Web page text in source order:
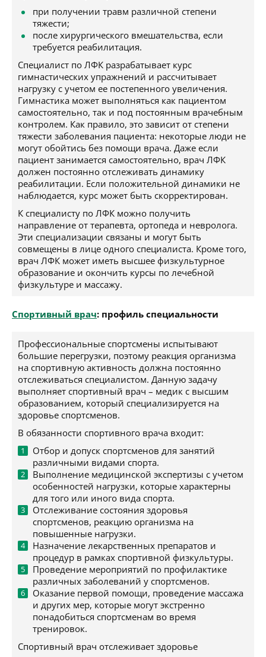
при получении травм различной степени
тяжести;
после хирургического вмешательства, если
требуется реабилитация.
Специалист по ЛФК разрабатывает курс
гимнастических упражнений и рассчитывает
нагрузку с учетом ее постепенного увеличения.
Гимнастика может выполняться как пациентом
самостоятельно, так и под постоянным врачебным
контролем. Как правило, это зависит от степени
тяжести заболевания пациента: некоторые люди не
могут обойтись без помощи врача. Даже если
пациент занимается самостоятельно, врач ЛФК
должен постоянно отслеживать динамику
реабилитации. Если положительной динамики не
наблюдается, курс может быть скорректирован.
К специалисту по ЛФК можно получить
направление от терапевта, ортопеда и невролога.
Эти специализации связаны и могут быть
совмещены в лице одного специалиста. Кроме того,
врач ЛФК может иметь высшее физкультурное
образование и окончить курсы по лечебной
физкультуре и массажу.
Спортивный врач: профиль специальности
Профессиональные спортсмены испытывают
большие перегрузки, поэтому реакция организма
на спортивную активность должна постоянно
отслеживаться специалистом. Данную задачу
выполняет спортивный врач – медик с высшим
образованием, который специализируется на
здоровье спортсменов.
В обязанности спортивного врача входит:
Отбор и допуск спортсменов для занятий
различными видами спорта.
Выполнение медицинской экспертизы с учетом
особенностей нагрузки, которые характерны
для того или иного вида спорта.
Отслеживание состояния здоровья
спортсменов, реакцию организма на
повышенные нагрузки.
Назначение лекарственных препаратов и
процедур в рамках спортивной физкультуры.
Проведение мероприятий по профилактике
различных заболеваний у спортсменов.
Оказание первой помощи, проведение массажа
и других мер, которые могут экстренно
понадобиться спортсменам во время
тренировок.
Спортивный врач отслеживает здоровье